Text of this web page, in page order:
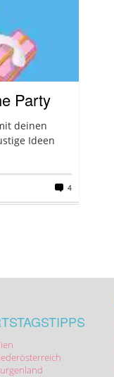
Party
deinen
Ideen
4